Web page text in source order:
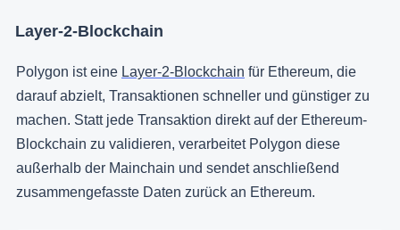
Layer-2-Blockchain
Polygon ist eine Layer-2-Blockchain für Ethereum, die
darauf abzielt, Transaktionen schneller und günstiger zu
machen. Statt jede Transaktion direkt auf der Ethereum-
Blockchain zu validieren, verarbeitet Polygon diese
außerhalb der Mainchain und sendet anschließend
zusammengefasste Daten zurück an Ethereum.